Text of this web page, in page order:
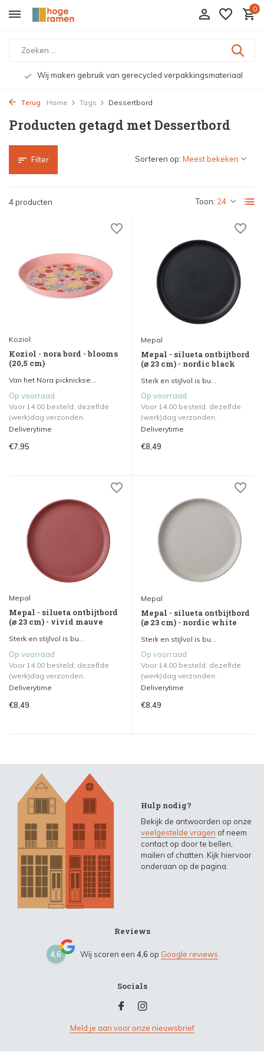
0
Wij maken gebruik van gerecycled verpakkingsmateriaal
Terug Home Tags Dessertbord
Producten getagd met Dessertbord
Filter
4 producten Toon:
Sorteren op:
Koziol
Koziol - nora bord - blooms
(20,5 cm)
Van het Nora picknickse...
Op voorraad
Voor 14.00 besteld, dezelfde
(werk)dag verzonden.
Deliverytime
€7,95
Mepal
Mepal - silueta ontbijtbord
(⌀ 23 cm) - nordic black
Sterk en stijlvol is bu...
Op voorraad
Voor 14.00 besteld, dezelfde
(werk)dag verzonden.
Deliverytime
€8,49
Mepal
Mepal - silueta ontbijtbord
(⌀ 23 cm) - vivid mauve
Sterk en stijlvol is bu...
Op voorraad
Voor 14.00 besteld, dezelfde
(werk)dag verzonden.
Deliverytime
€8,49
Mepal
Mepal - silueta ontbijtbord
(⌀ 23 cm) - nordic white
Sterk en stijlvol is bu...
Op voorraad
Voor 14.00 besteld, dezelfde
(werk)dag verzonden.
Deliverytime
€8,49
Hulp nodig?
Bekijk de antwoorden op onze
veelgestelde vragen of neem
contact op door te bellen,
mailen of chatten. Kijk hiervoor
onderaan op de pagina.
Reviews
4,6 Wij scoren een 4,6 op Google reviews
Socials
Meld je aan voor onze nieuwsbrief